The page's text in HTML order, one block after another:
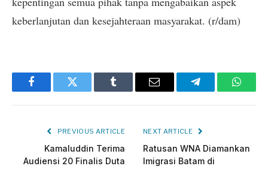
keberlanjutan dan kesejahteraan masyarakat. (r/dam)
FacebookTwitter Tumblr Email Telegram
PREVIOUS ARTICLE
Kamaluddin Terima
Audiensi 20 Finalis Duta
NEXT ARTICLE
Ratusan WNA Diamankan
Imigrasi Batam di